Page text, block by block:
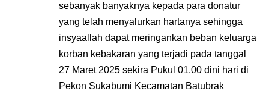
sebanyak banyaknya kepada para donatur
yang telah menyalurkan hartanya sehingga
insyaallah dapat meringankan beban keluarga
korban kebakaran yang terjadi pada tanggal
27 Maret 2025 sekira Pukul 01.00 dini hari di
Pekon Sukabumi Kecamatan Batubrak